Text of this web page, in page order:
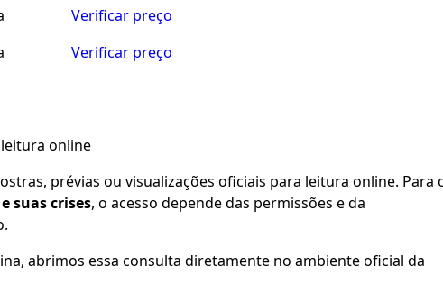
Verificar preço
Verificar preço
prévias ou visualizações oficiais para leitura online. Para
suas crises, o acesso depende das permissões e da
abrimos essa consulta diretamente no ambiente oficial da